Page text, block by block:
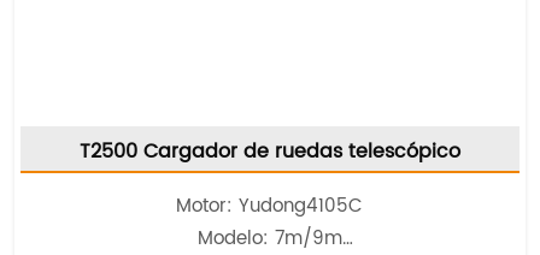
T2500 Cargador de ruedas telescópico
Motor: Yudong4105C
Modelo: 7m/9m